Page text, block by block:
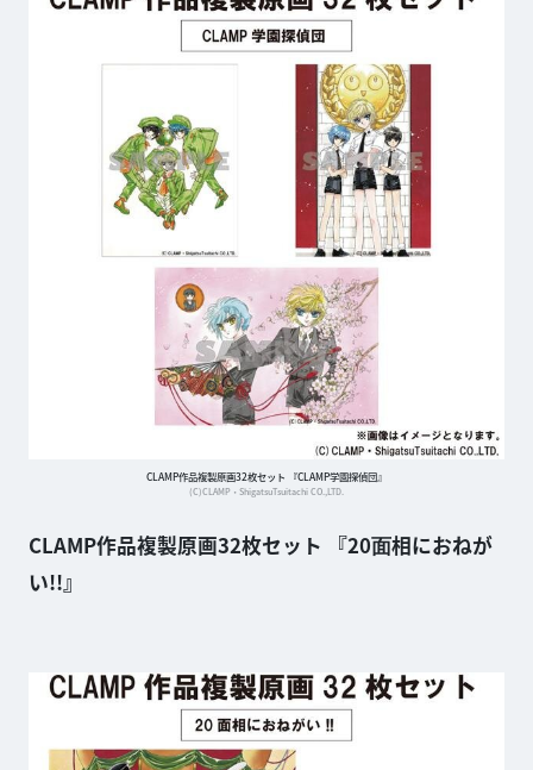
CLAMP作品複製原画32枚セット 『CLAMP学園探偵団』
(C)CLAMP・ShigatsuTsuitachi CO.,LTD.
CLAMP作品複製原画32枚セット 『20⾯相におねが
い!!』